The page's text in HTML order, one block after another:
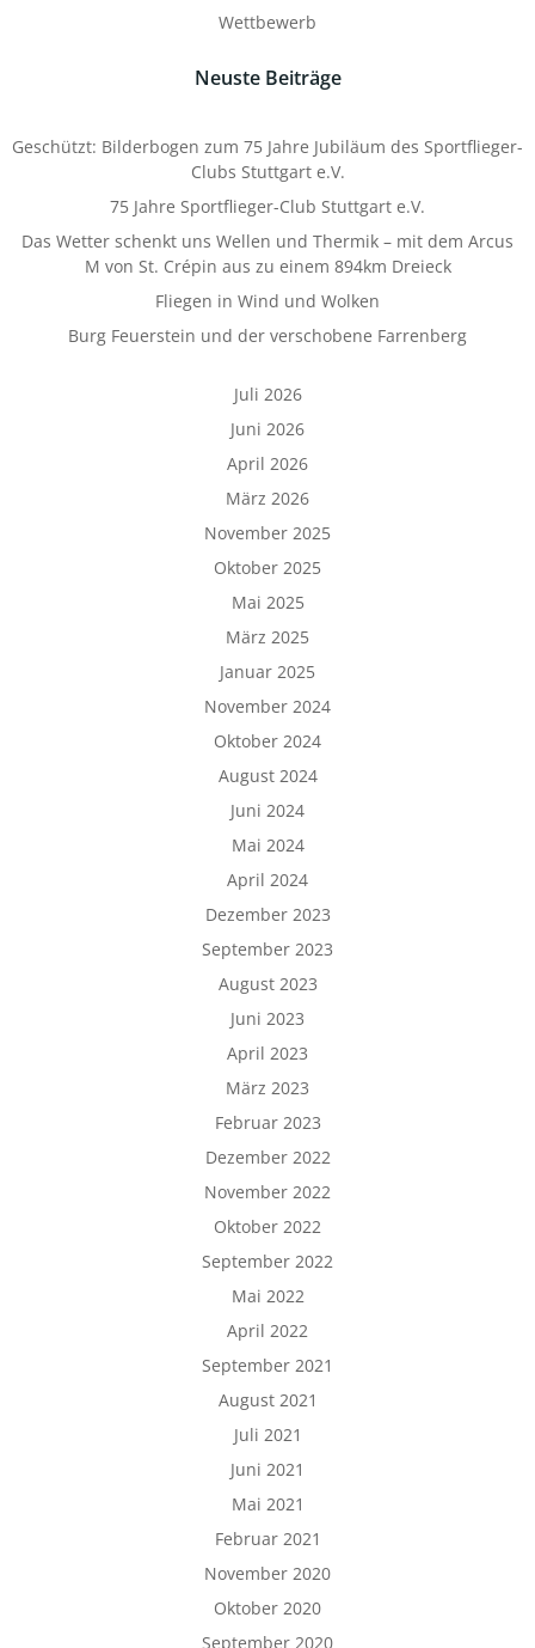
Wettbewerb
Neuste Beiträge
Geschützt: Bilderbogen zum 75 Jahre Jubiläum des Sportflieger-
Clubs Stuttgart e.V.
75 Jahre Sportflieger-Club Stuttgart e.V.
Das Wetter schenkt uns Wellen und Thermik – mit dem Arcus
M von St. Crépin aus zu einem 894km Dreieck
Fliegen in Wind und Wolken
Burg Feuerstein und der verschobene Farrenberg
Juli 2026
Juni 2026
April 2026
März 2026
November 2025
Oktober 2025
Mai 2025
März 2025
Januar 2025
November 2024
Oktober 2024
August 2024
Juni 2024
Mai 2024
April 2024
Dezember 2023
September 2023
August 2023
Juni 2023
April 2023
März 2023
Februar 2023
Dezember 2022
November 2022
Oktober 2022
September 2022
Mai 2022
April 2022
September 2021
August 2021
Juli 2021
Juni 2021
Mai 2021
Februar 2021
November 2020
Oktober 2020
September 2020